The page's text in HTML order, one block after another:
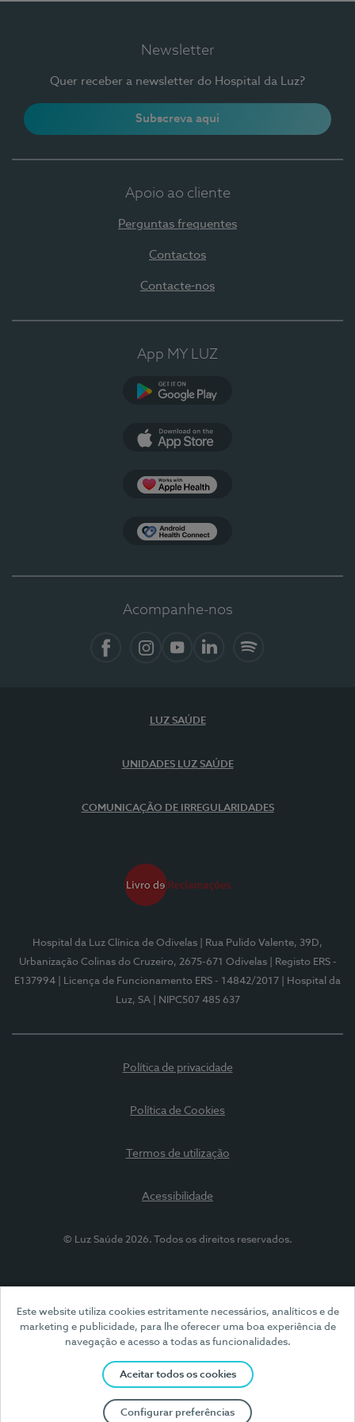
Este website utiliza cookies estritamente necessários, analíticos e de
marketing e publicidade, para lhe oferecer uma boa experiência de
navegação e acesso a todas as funcionalidades.
Aceitar todos os cookies
Configurar preferências
Newsletter
Quer receber a newsletter do Hospital da Luz?
Subscreva aqui
Apoio ao cliente
Perguntas frequentes
Contactos
Contacte-nos
App MY LUZ
Acompanhe-nos
LUZ SAÚDE
UNIDADES LUZ SAÚDE
COMUNICAÇÃO DE IRREGULARIDADES
Hospital da Luz Clínica de Odivelas
| Rua Pulido Valente, 39D,
Urbanização Colinas do Cruzeiro, 2675-671 Odivelas
| Registo ERS -
E137994
| Licença de Funcionamento ERS - 14842/2017
| Hospital da
Luz, SA
| NIPC507 485 637
Política de privacidade
Política de Cookies
Termos de utilização
Acessibilidade
© Luz Saúde 2026. Todos os direitos reservados.